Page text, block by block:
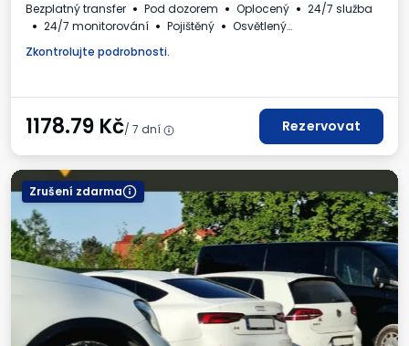
Bezplatný transfer Pod dozorem Oplocený
24/7 služba
24/7 monitorování
Pojištěný
Osvětlený
Požadované registrační číslo vozidla
Zkontrolujte podrobnosti.
1178.79 Kč/ 7 dní Rezervovat
Zrušení zdarma